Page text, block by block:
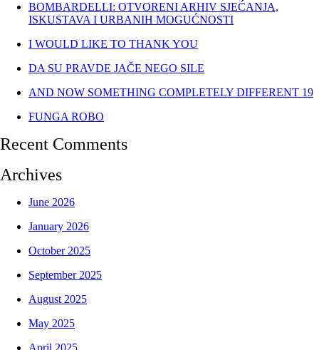
BOMBARDELLI: OTVORENI ARHIV SJEĆANJA,
ISKUSTAVA I URBANIH MOGUĆNOSTI
I WOULD LIKE TO THANK YOU
DA SU PRAVDE JAČE NEGO SILE
AND NOW SOMETHING COMPLETELY DIFFERENT 19
FUNGA ROBO
Recent Comments
Archives
June 2026
January 2026
October 2025
September 2025
August 2025
May 2025